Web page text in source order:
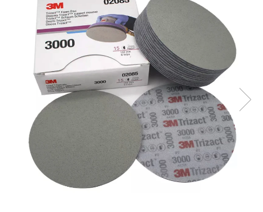
Protectie piele
Protectie vizuala
Sisteme si pahare PPS
Pahare de amestec
Curatare
Tinichigerie